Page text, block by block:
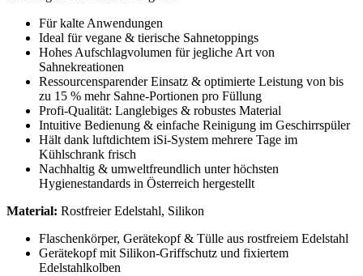
Für kalte Anwendungen
Ideal für vegane & tierische Sahnetoppings
Hohes Aufschlagvolumen für jegliche Art von
Sahnekreationen
Ressourcensparender Einsatz & optimierte Leistung von bis
zu 15 % mehr Sahne-Portionen pro Füllung
Profi-Qualität: Langlebiges & robustes Material
Intuitive Bedienung & einfache Reinigung im Geschirrspüler
Hält dank luftdichtem iSi-System mehrere Tage im
Kühlschrank frisch
Nachhaltig & umweltfreundlich unter höchsten
Hygienestandards in Österreich hergestellt
Material: Rostfreier Edelstahl, Silikon
Flaschenkörper, Gerätekopf & Tülle aus rostfreiem Edelstahl
Gerätekopf mit Silikon-Griffschutz und fixiertem
Edelstahlkolben